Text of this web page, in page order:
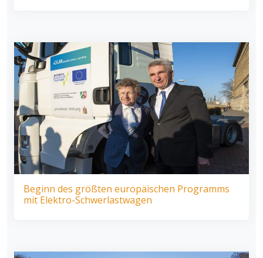
Beginn des größten europäischen Programms
mit Elektro-Schwerlastwagen